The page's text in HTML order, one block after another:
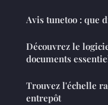
Avis tunetoo : que
Découvrez le
documents
Trouvez l'échelle
entrepôt